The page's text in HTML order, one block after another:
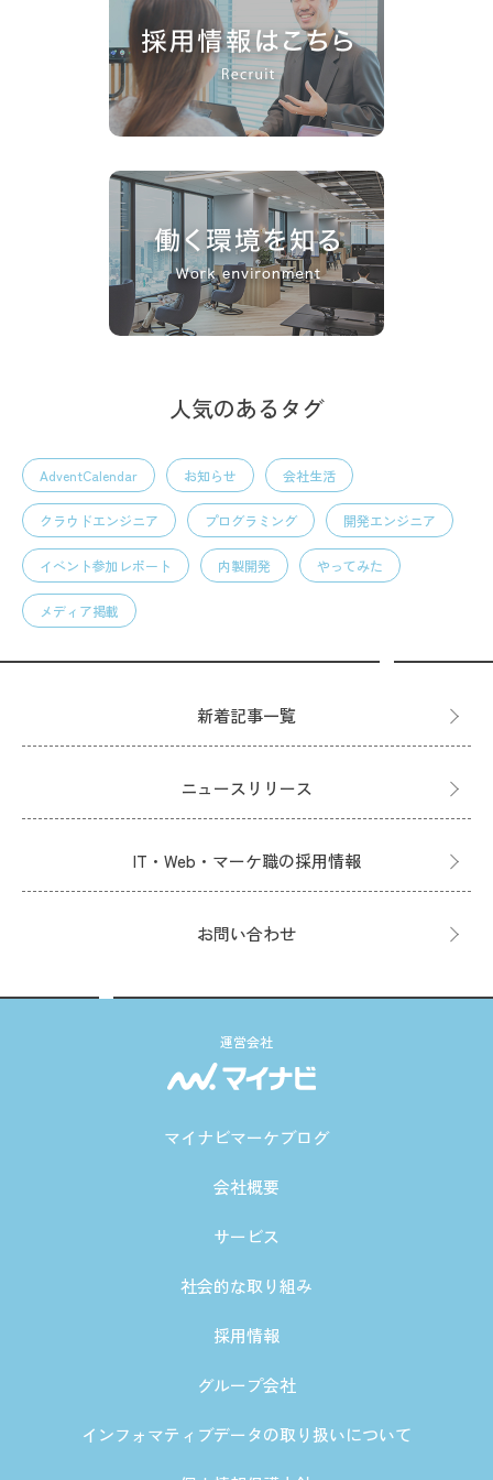
人気のあるタグ
AdventCalendar お知らせ 会社生活
クラウドエンジニア プログラミング 開発エンジニア
イベント参加レポート 内製開発 やってみた
メディア掲載
新着記事一覧
ニュースリリース
IT・Web・マーケ職の採用情報
お問い合わせ
運営会社
マイナビマーケブログ
会社概要
サービス
社会的な取り組み
採用情報
グループ会社
インフォマティブデータの取り扱いについて